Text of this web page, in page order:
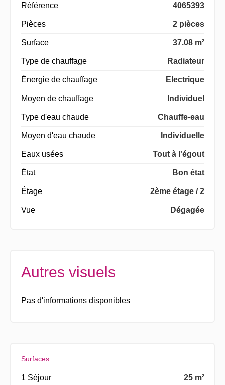
Référence 4065393
Pièces 2 pièces
Surface 37.08 m²
Type de chauffage Radiateur
Énergie de chauffage Electrique
Moyen de chauffage Individuel
Type d'eau chaude Chauffe-eau
Moyen d'eau chaude Individuelle
Eaux usées Tout à l'égout
État Bon état
Étage 2ème étage / 2
Vue Dégagée
Autres visuels
Pas d'informations disponibles
Surfaces
1 Séjour 25 m²